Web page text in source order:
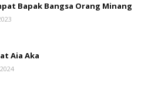
Bapak Bangsa Orang Minang
Aia Aka